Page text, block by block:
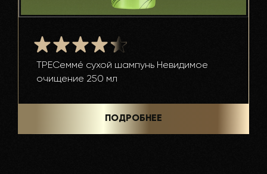
ТРЕСеммé сухой шампунь Невидимое
очищение 250 мл
ПОДРОБНЕЕ